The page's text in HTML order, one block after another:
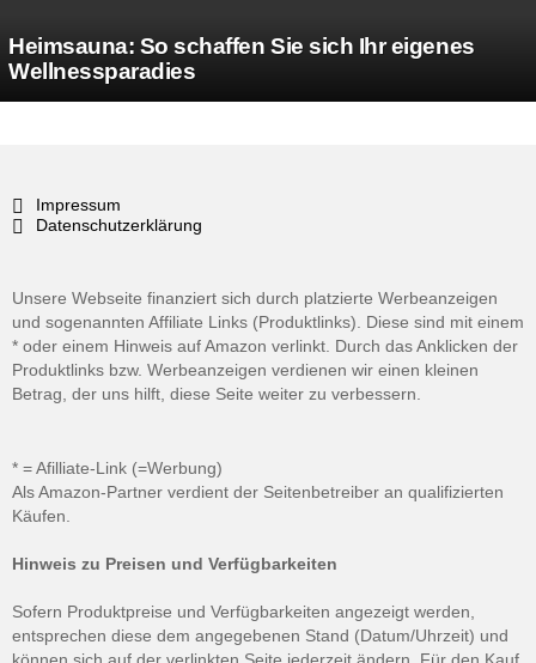
Heimsauna: So schaffen Sie sich Ihr eigenes
Wellnessparadies
Impressum
Datenschutzerklärung
Unsere Webseite finanziert sich durch platzierte Werbeanzeigen
und sogenannten Affiliate Links (Produktlinks). Diese sind mit einem
* oder einem Hinweis auf Amazon verlinkt. Durch das Anklicken der
Produktlinks bzw. Werbeanzeigen verdienen wir einen kleinen
Betrag, der uns hilft, diese Seite weiter zu verbessern.
* = Afilliate-Link (=Werbung)
Als Amazon-Partner verdient der Seitenbetreiber an qualifizierten
Käufen.
Hinweis zu Preisen und Verfügbarkeiten
Sofern Produktpreise und Verfügbarkeiten angezeigt werden,
entsprechen diese dem angegebenen Stand (Datum/Uhrzeit) und